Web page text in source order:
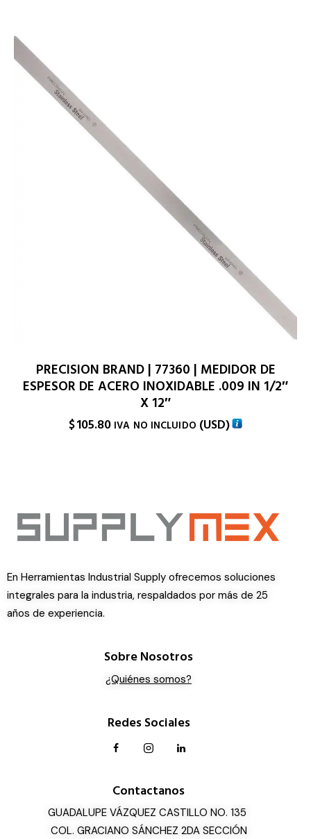
PRECISION BRAND | 77360 | MEDIDOR DE
ESPESOR DE ACERO INOXIDABLE .009 IN 1/2″
X 12″
$105.80 IVA NO INCLUIDO (USD)
En Herramientas Industrial Supply ofrecemos soluciones
integrales para la industria, respaldados por más de 25
años de experiencia.
Sobre Nosotros
¿Quiénes somos?
Redes Sociales
Contactanos
GUADALUPE VÁZQUEZ CASTILLO NO. 135
COL. GRACIANO SÁNCHEZ 2DA SECCIÓN